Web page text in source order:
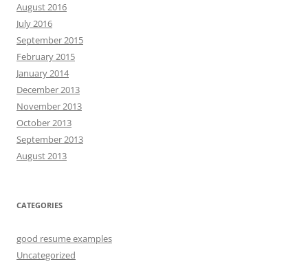
August 2016
July 2016
September 2015
February 2015
January 2014
December 2013
November 2013
October 2013
September 2013
August 2013
CATEGORIES
good resume examples
Uncategorized